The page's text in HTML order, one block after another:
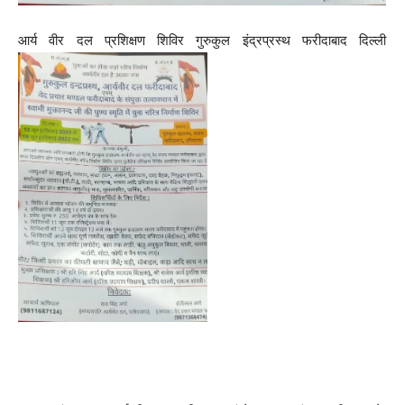
आर्य वीर दल प्रशिक्षण शिविर गुरुकुल इंद्रप्रस्थ फरीदाबाद दिल्ली